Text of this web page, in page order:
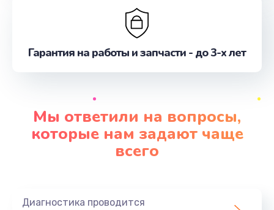
Гарантия на работы и запчасти - до 3-х лет
Мы ответили на вопросы,
которые нам задают чаще
всего
Диагностика проводится